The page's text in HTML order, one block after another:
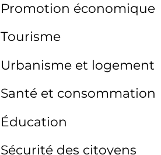
Promotion économique
Tourisme
Urbanisme et logement
Santé et consommation
Éducation
Sécurité des citoyens